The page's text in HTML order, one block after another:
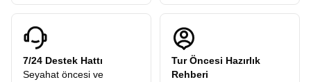
7/24 Destek Hattı
Seyahat öncesi ve
Tur Öncesi Hazırlık
Rehberi